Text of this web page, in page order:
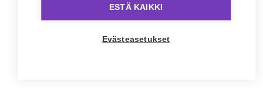
ESTÄ KAIKKI
Evästeasetukset